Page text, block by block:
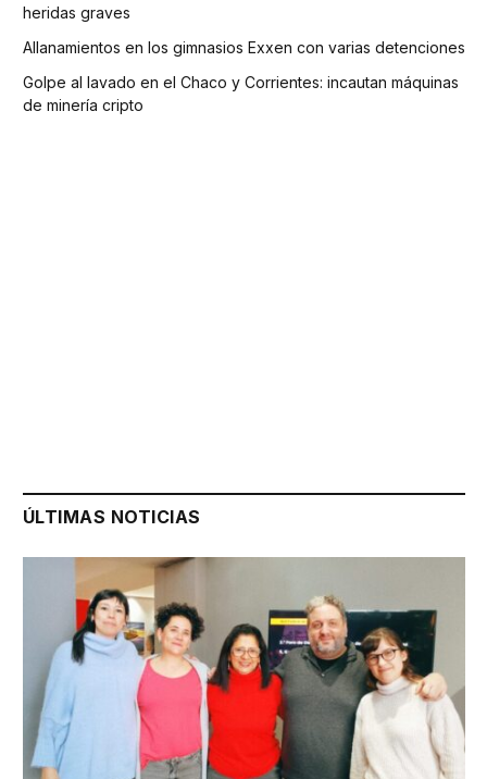
heridas graves
Allanamientos en los gimnasios Exxen con varias detenciones
Golpe al lavado en el Chaco y Corrientes: incautan máquinas
de minería cripto
ÚLTIMAS NOTICIAS